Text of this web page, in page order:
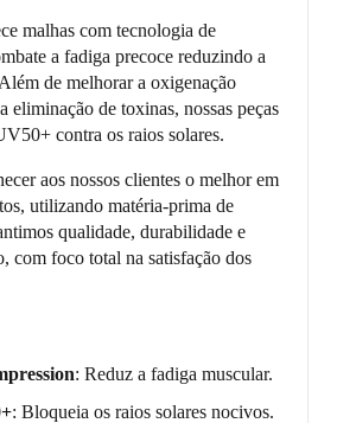
malhas com tecnologia de
a fadiga precoce reduzindo a
de melhorar a oxigenação
eliminação de toxinas, nossas peças
contra os raios solares.
aos nossos clientes o melhor em
utilizando matéria-prima de
qualidade, durabilidade e
com foco total na satisfação dos
: Reduz a fadiga muscular.
: Bloqueia os raios solares nocivos.